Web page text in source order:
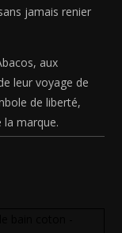
jamais renier
aux
leur voyage de
de liberté,
la marque.